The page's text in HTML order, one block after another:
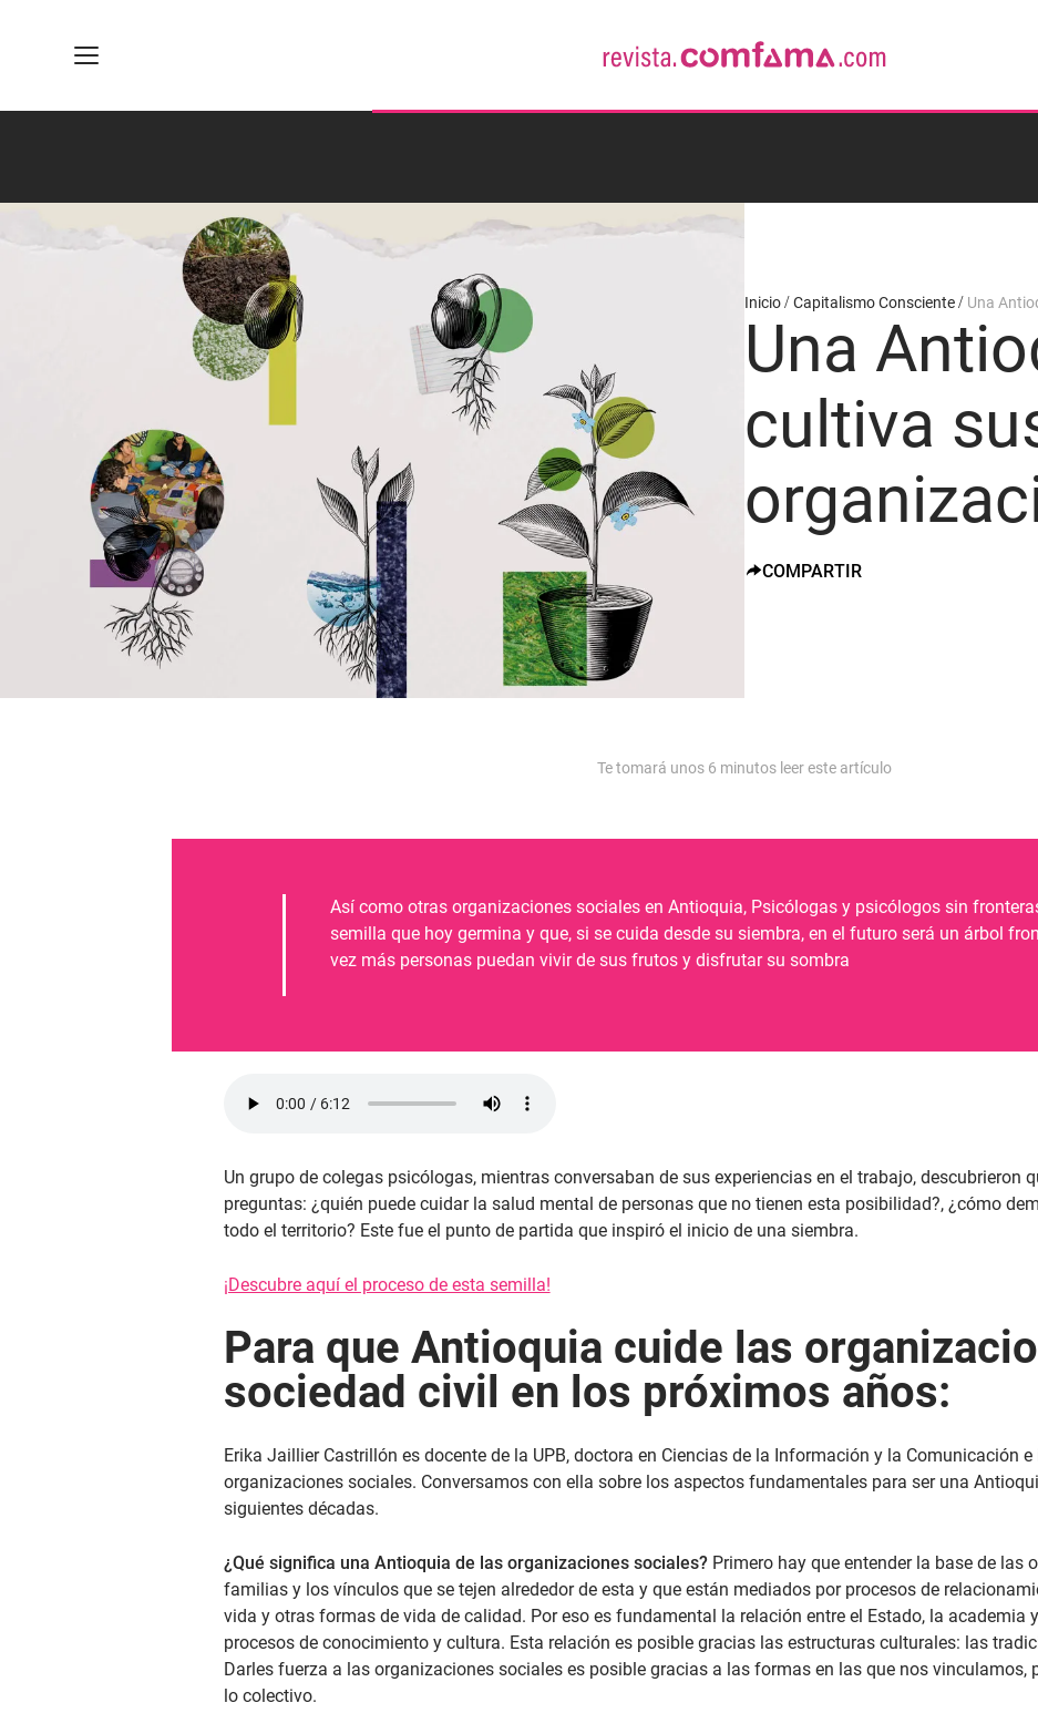
Inicio Capitalismo Consciente Una
Una
cultiva
COMPARTIR
Te tomará unos 6 minutos leer este artículo
Así como otras organizaciones sociales en Antioquia, Psicólogas y psicólogos sin
semilla que hoy germina y que, si se cuida desde su siembra, en el futuro será un árbol
vez más personas puedan vivir de sus frutos y disfrutar su sombra
Un grupo de colegas psicólogas, mientras conversaban de sus experiencias en el trabajo, descubrieron
preguntas: ¿quién puede cuidar la salud mental de personas que no tienen esta posibilidad?, ¿cómo
todo el territorio? Este fue el punto de partida que inspiró el inicio de una siembra.
¡Descubre aquí el proceso de esta semilla!
Para que Antioquia cuide las
sociedad civil en los próximos años:
Erika Jaillier Castrillón es docente de la UPB, doctora en Ciencias de la Información y la Comunicación
organizaciones sociales. Conversamos con ella sobre los aspectos fundamentales para ser una
siguientes décadas.
¿Qué significa una Antioquia de las organizaciones sociales?Primero hay que entender la base de las
familias y los vínculos que se tejen alrededor de esta y que están mediados por procesos de
vida y otras formas de vida de calidad. Por eso es fundamental la relación entre el Estado, la academia
procesos de conocimiento y cultura. Esta relación es posible gracias las estructuras culturales: las
Darles fuerza a las organizaciones sociales es posible gracias a las formas en las que nos
lo colectivo.